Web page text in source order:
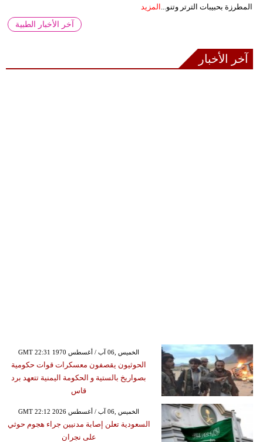
المطرزة بحبيبات الترتر وتنو... المزيد
آخر الأخبار الطبية
آخر الأخبار
GMT 22:31 1970 الخميس ,06 آب / أغسطس
الحوثيون يقصفون معسكرات قوات حكومية
بصواريخ بالستية و الحكومة اليمنية تتعهد برد
قاس
GMT 22:12 2026 الخميس ,06 آب / أغسطس
السعودية تعلن إصابة مدنيين جراء هجوم حوثي
على نجران